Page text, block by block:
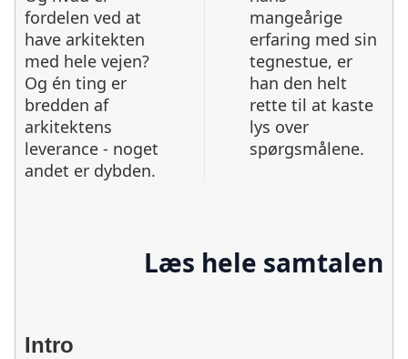
fordelen ved at
have arkitekten
med hele vejen?
Og én ting er
bredden af
arkitektens
leverance - noget
andet er dybden.
mangeårige
erfaring med sin
tegnestue, er
han den helt
rette til at kaste
lys over
spørgsmålene.
Læs hele samtalen
Intro